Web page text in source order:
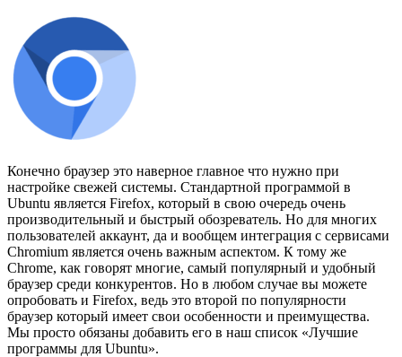
Конечно браузер это наверное главное что нужно при
настройке свежей системы. Стандартной программой в
Ubuntu является Firefox, который в свою очередь очень
производительный и быстрый обозреватель. Но для многих
пользователей аккаунт, да и вообщем интеграция с сервисами
Chromium является очень важным аспектом. К тому же
Chrome, как говорят многие, самый популярный и удобный
браузер среди конкурентов. Но в любом случае вы можете
опробовать и Firefox, ведь это второй по популярности
браузер который имеет свои особенности и преимущества.
Мы просто обязаны добавить его в наш список «Лучшие
программы для Ubuntu».